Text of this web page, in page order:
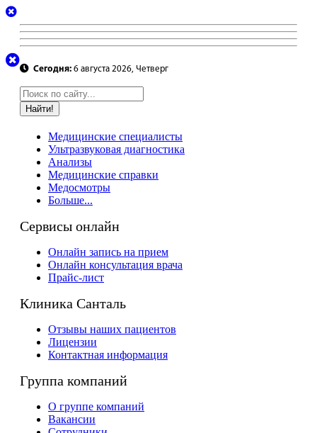
Сегодня: 6 августа 2026, Четверг
Найти!
Медицинские специалисты
Ультразвуковая диагностика
Анализы
Медицинские справки
Медосмотры
Больше...
Сервисы онлайн
Онлайн запись на прием
Онлайн консультация врача
Прайс-лист
Клиника Санталь
Отзывы наших пациентов
Лицензии
Контактная информация
Группа компаний
О группе компаний
Вакансии